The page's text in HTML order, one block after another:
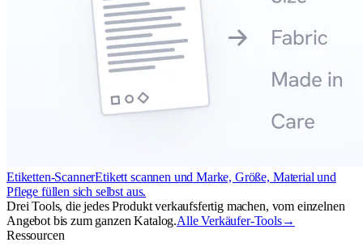
Etiketten-ScannerEtikett scannen und Marke, Größe, Material und
Pflege füllen sich selbst aus.
Drei Tools, die jedes Produkt verkaufsfertig machen, vom einzelnen
Angebot bis zum ganzen Katalog.Alle Verkäufer-Tools→
Ressourcen